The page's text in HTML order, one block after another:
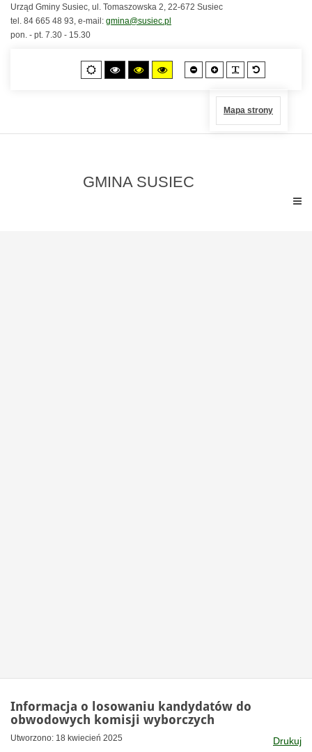
Urząd Gminy Susiec, ul. Tomaszowska 2, 22-672 Susiec
tel. 84 665 48 93, e-mail: gmina@susiec.pl
pon. - pt. 7.30 - 15.30
Tryb
domyślny
Wysoki
kontrast
Wysoki
kontrast
Wysoki
kontrast
Czcionka
mniejsza
Czcionka
większa
Czcionka
Mapa strony
GMINA SUSIEC
Informacja o losowaniu kandydatów do
obwodowych komisji wyborczych
Drukuj
Utworzono: 18 kwiecień 2025